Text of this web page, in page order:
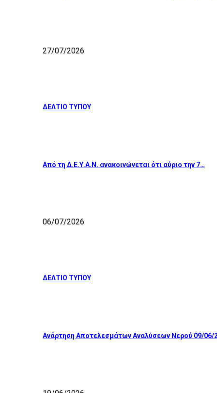
27/07/2026
ΔΕΛΤΙΟ ΤΥΠΟΥ
Από τη Δ.Ε.Υ.Α.Ν. ανακοινώνεται ότι αύριο την 7…
06/07/2026
ΔΕΛΤΙΟ ΤΥΠΟΥ
Ανάρτηση Αποτελεσμάτων Αναλύσεων Νερού 09/06/